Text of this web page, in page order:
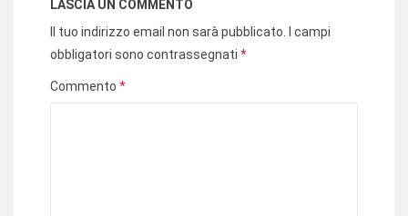
LASCIA UN COMMENTO
Il tuo indirizzo email non sarà pubblicato.
I campi
obbligatori sono contrassegnati *
Commento *